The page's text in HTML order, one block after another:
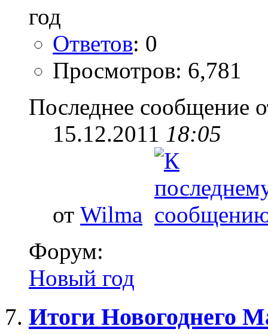
Ответов: 0
Просмотров: 6,781
Последнее сообщение
15.12.2011 18:05
от Wilma
Форум:
Новый год
Итоги Новогоднего